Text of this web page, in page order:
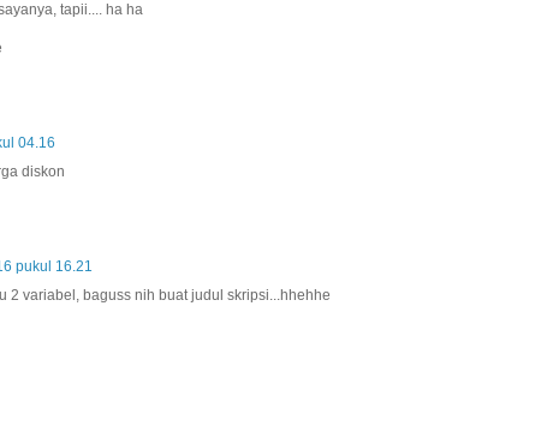
tapii.... ha ha
04.16
diskon
pukul 16.21
2 variabel, baguss nih buat judul skripsi...hhehhe